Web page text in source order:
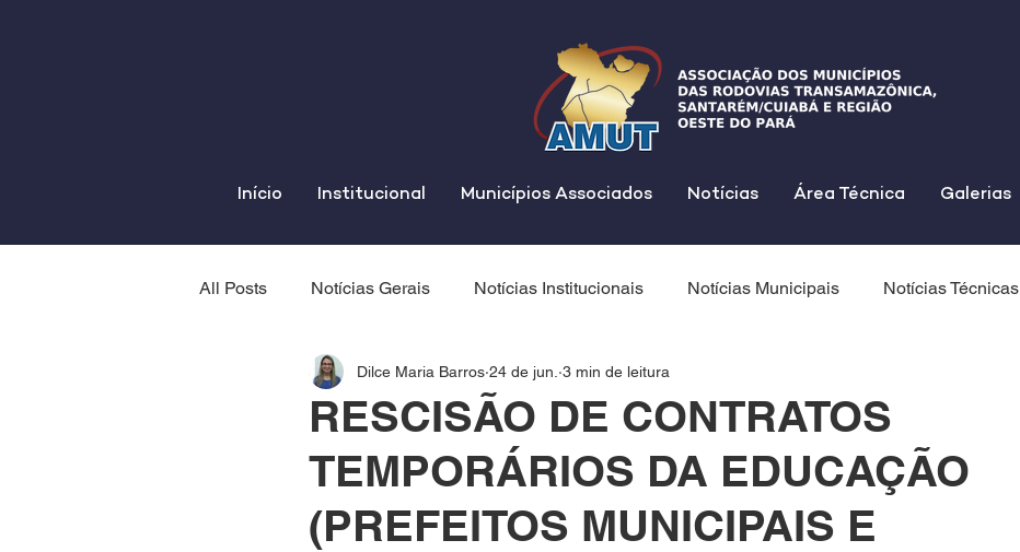
Início Institucional Municípios Associados Notícias Área Técnica Galerias
All Posts Notícias Gerais Notícias Institucionais Notícias Municipais Notícias Técnicas
RESCISÃO DE CONTRATOS
TEMPORÁRIOS DA EDUCAÇÃO
(PREFEITOS MUNICIPAIS E
Dilce Maria Barros 24 de jun. 3 min de leitura